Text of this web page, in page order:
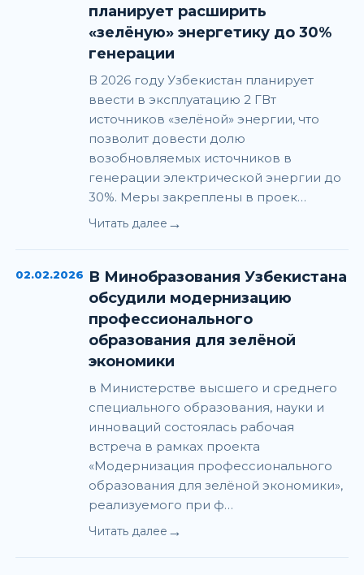
планирует расширить
«зелёную» энергетику до 30%
генерации
В 2026 году Узбекистан планирует
ввести в эксплуатацию 2 ГВт
источников «зелёной» энергии, что
позволит довести долю
возобновляемых источников в
генерации электрической энергии до
30%. Меры закреплены в проек…
Читать далее →
02.02.2026 В Минобразования Узбекистана
обсудили модернизацию
профессионального
образования для зелёной
экономики
в Министерстве высшего и среднего
специального образования, науки и
инноваций состоялась рабочая
встреча в рамках проекта
«Модернизация профессионального
образования для зелёной экономики»,
реализуемого при ф…
Читать далее →